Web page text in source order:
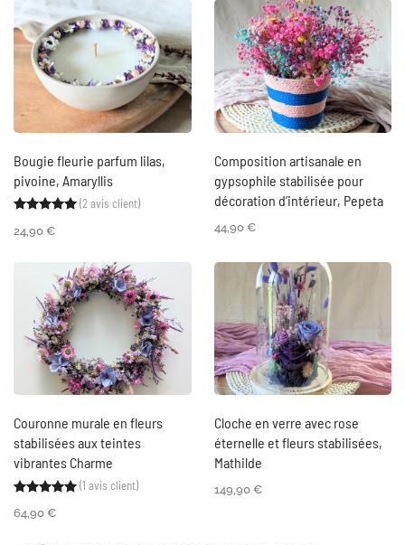
Bougie fleurie parfum lilas,
pivoine, Amaryllis
Noté5.00sur 5 basé sur
2 notations client
(2avis client)
24,90 €
Composition artisanale en
gypsophile stabilisée pour
décoration d’intérieur, Pepeta
44,90 €
Couronne murale en fleurs
stabilisées aux teintes
vibrantes Charme
Noté 5.00sur 5 basé sur
1 notation client
(1 avis client)
64,90 €
Cloche en verre avec rose
éternelle et fleurs stabilisées,
Mathilde
149,90 €